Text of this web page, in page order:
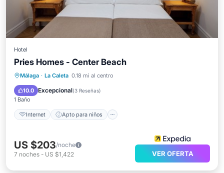
Hotel
Pries Homes - Center Beach
Málaga · La Caleta 0.18 mi al centro
10.0 Excepcional(3 Reseñas)
1 Baño
Internet Apto para niños
Internet Apto para niños
TV
US $203/noche
7 noches - US $1,422 VER OFERTA